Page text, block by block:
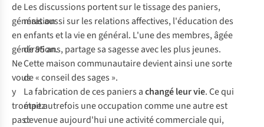
de
génération
en
génération.
Ne
vous
y
trompez
pas :
Les discussions portent sur le tissage des paniers,
mais aussi sur les relations affectives, l'éducation des
enfants et la vie en général. L'une des membres, âgée
de 95 ans, partage sa sagesse avec les plus jeunes.
Cette maison communautaire devient ainsi une sorte
de « conseil des sages ».
La fabrication de ces paniers achangé leur vie. Ce qui
était autrefois une occupation comme une autre est
devenue aujourd'hui une activité commerciale qui,